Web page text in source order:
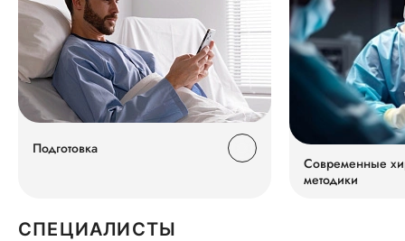
Подготовка
Современные
методики
СПЕЦИАЛИСТЫ